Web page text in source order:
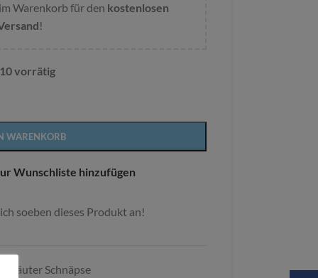
im Warenkorb für den kostenlosen
!
10 vorrätig
WARENKORB
Wunschliste hinzufügen
soeben dieses Produkt an!
Kräuter Schnäpse